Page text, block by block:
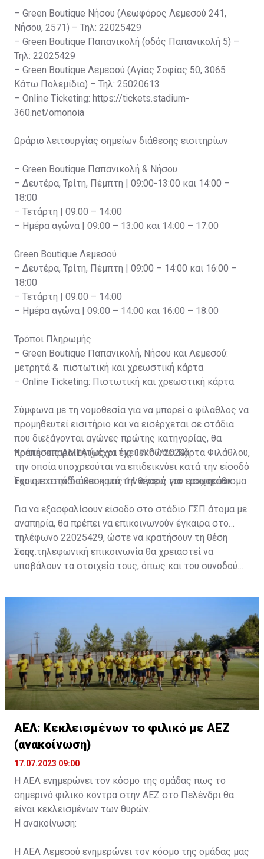
– Green Boutique Νήσου (Λεωφόρος Λεμεσού 241,
Νήσου, 2571) – Τηλ: 22025429
– Green Boutique Παπανικολή (οδός Παπανικολή 5) –
Τηλ: 22025429
– Green Boutique Λεμεσού (Αγίας Σοφίας 50, 3065
Κάτω Πολεμίδια) – Τηλ: 25020613
– Online Ticketing: https://tickets.stadium-
360.net/omonoia
Ωράριο λειτουργίας σημείων διάθεσης εισιτηρίων
– Green Boutique Παπανικολή & Νήσου
– Δευτέρα, Τρίτη, Πέμπτη | 09:00-13:00 και 14:00 –
18:00
– Τετάρτη | 09:00 – 14:00
– Ημέρα αγώνα | 09:00 – 13:00 και 14:00 – 17:00
Green Boutique Λεμεσού
– Δευτέρα, Τρίτη, Πέμπτη | 09:00 – 14:00 και 16:00 –
18:00
– Τετάρτη | 09:00 – 14:00
– Ημέρα αγώνα | 09:00 – 14:00 και 16:00 – 18:00
Τρόποι Πληρωμής
– Green Boutique Παπανικολή, Νήσου και Λεμεσού:
μετρητά & πιστωτική και χρεωστική κάρτα
– Online Ticketing: Πιστωτική και χρεωστική κάρτα
Σύμφωνα με τη νομοθεσία για να μπορεί ο φίλαθλος να
προμηθευτεί εισιτήριο και να εισέρχεται σε στάδια
που διεξάγονται αγώνες πρώτης κατηγορίας, θα
πρέπει απαραιτήτως να έχει εκδώσει Κάρτα Φιλάθλου,
την οποία υποχρεούται να επιδεικνύει κατά την είσοδό
του στο στάδιο και κατά την αγορά του εισιτηρίου.
Κρατήσεις ΑΜΕΑ (μέχρι τις 17/07/2023)
Έχουμε στην διάθεση μας 14 θέσεις για τροχοκάθισμα.
Για να εξασφαλίσουν είσοδο στο στάδιο ΓΣΠ άτομα με
αναπηρία, θα πρέπει να επικοινωνούν έγκαιρα στο
τηλέφωνο 22025429, ώστε να κρατήσουν τη θέση
τους.
Στην τηλεφωνική επικοινωνία θα χρειαστεί να
υποβάλουν τα στοιχεία τους, όπως και του συνοδού
ΑΕΛ: Κεκλεισμένων το φιλικό με ΑΕΖ
(ανακοίνωση)
17.07.2023 09:00
Η ΑΕΛ ενημερώνει τον κόσμο της ομάδας πως το
σημερινό φιλικό κόντρα στην ΑΕΖ στο Πελένδρι θα
είναι κεκλεισμένων των θυρών.
Η ανακοίνωση:
Η ΑΕΛ Λεμεσού ενημερώνει τον κόσμο της ομάδας μας